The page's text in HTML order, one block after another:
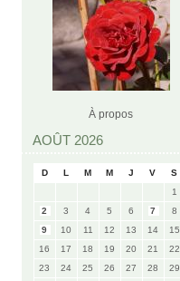
À propos
AOÛT 2026
D L M M J V
S
1
2
3 4 5 6 7
8
9
10 11 12 13 14
15
16
17 18 19 20 21
22
23
24 25 26 27 28
29